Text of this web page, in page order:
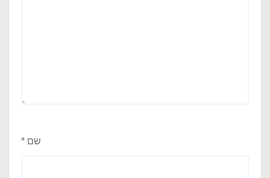
שם *